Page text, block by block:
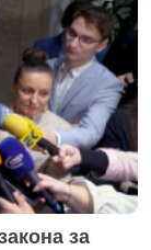
за